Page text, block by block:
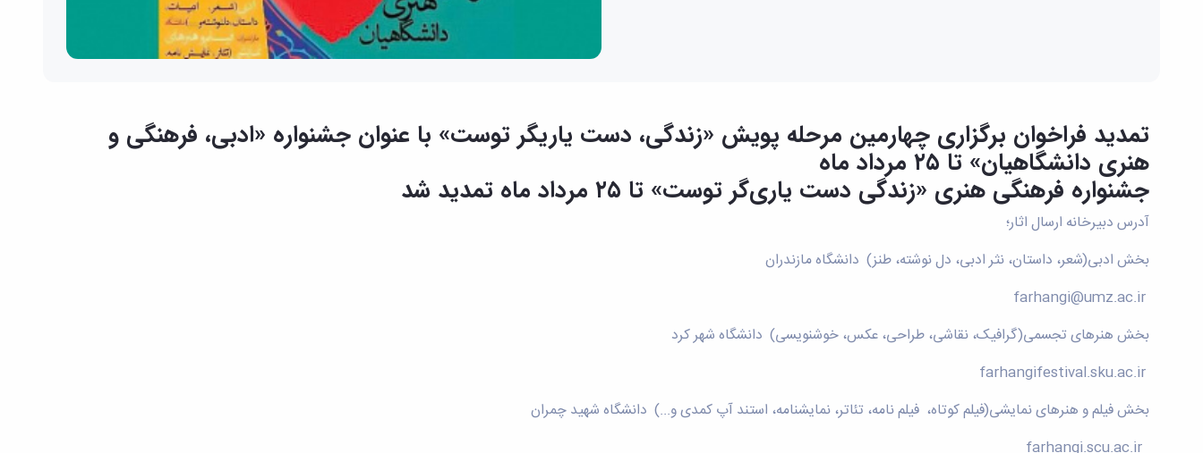
تمدید فراخوان برگزاری چهارمین مرحله پویش «زندگی، دست یاریگر توست» با عنوان جشنواره «ادبی، فرهنگی و
هنری دانشگاهیان» تا ۲۵ مرداد ماه
جشنواره فرهنگی هنری «زندگی دست یاری‌گر توست» تا ۲۵ مرداد ماه تمدید شد
آدرس دبیرخانه ارسال اثار؛
بخش ادبی(شعر، داستان، نثر ادبی، دل نوشته، طنز) دانشگاه مازندران
بخش هنرهای تجسمی(گرافیک، نقاشی، طراحی، عکس، خوشنویسی) دانشگاه شهر کرد
بخش فیلم و هنرهای نمایشی(فیلم کوتاه، فیلم نامه، تئاتر، نمایشنامه، استند آپ کمدی و...) دانشگاه شهید چمران